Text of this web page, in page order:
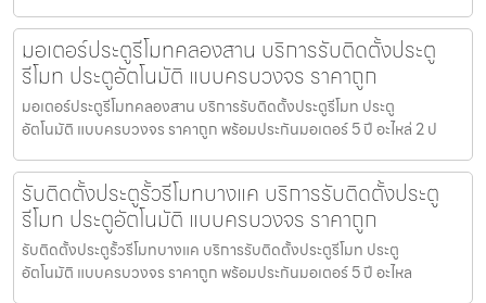
มอเตอร์ประตูรีโมทคลองสาน บริการรับติดตั้งประตู
รีโมท ประตูอัตโนมัติ แบบครบวงจร ราคาถูก
มอเตอร์ประตูรีโมทคลองสาน บริการรับติดตั้งประตูรีโมท ประตู
อัตโนมัติ แบบครบวงจร ราคาถูก พร้อมประกันมอเตอร์ 5 ปี อะไหล่ 2 ป
รับติดตั้งประตูรั้วรีโมทบางแค บริการรับติดตั้งประตู
รีโมท ประตูอัตโนมัติ แบบครบวงจร ราคาถูก
รับติดตั้งประตูรั้วรีโมทบางแค บริการรับติดตั้งประตูรีโมท ประตู
อัตโนมัติ แบบครบวงจร ราคาถูก พร้อมประกันมอเตอร์ 5 ปี อะไหล